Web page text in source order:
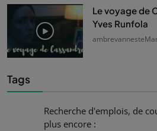
Le voyage de
Yves Runfola
ambrevanneste
Tags
Recherche d'emplois, de
plus encore :